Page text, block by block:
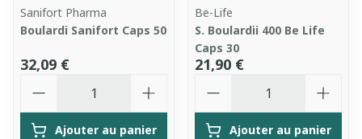
Sanifort Pharma
Boulardi Sanifort Caps 50
32,09 €
Ajouter au panier
Be-Life
S. Boulardii 400 Be Life
Caps 30
21,90 €
Ajouter au panier